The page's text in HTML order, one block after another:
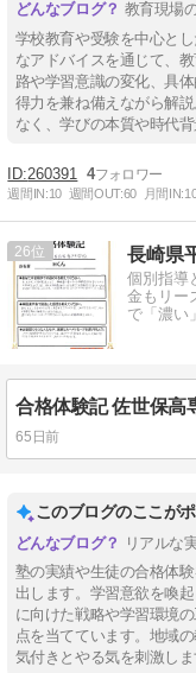
教育現場
学校教育や受験を中心と
なアドバイスを通じて、
路や学習意識の変化、具
得力を兼ね備えながら解
なく、学びの本質や時代
260391 4
週間IN:10 週間OUT:60 月間IN:
26 長崎県
個別指導
金もリー
で「濃い
合格体験記 佐世保高
65日前
このブログのここが
リアルな
塾の実績や生徒の合格体
出します。学習意欲を喚
に向けた戦略や学習環境
点を当てています。地域
気付きとやる気を刺激しま